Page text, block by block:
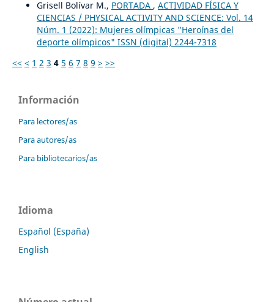
Grisell Bolívar M., PORTADA , ACTIVIDAD FÍSICA Y
CIENCIAS / PHYSICAL ACTIVITY AND SCIENCE: Vol. 14
Núm. 1 (2022): Mujeres olímpicas "Heroínas del
deporte olímpicos" ISSN (digital) 2244-7318
<< < 1 2 3 4 5 6 7 8 9 > >>
Información
Para lectores/as
Para autores/as
Para bibliotecarios/as
Idioma
Español (España)
English